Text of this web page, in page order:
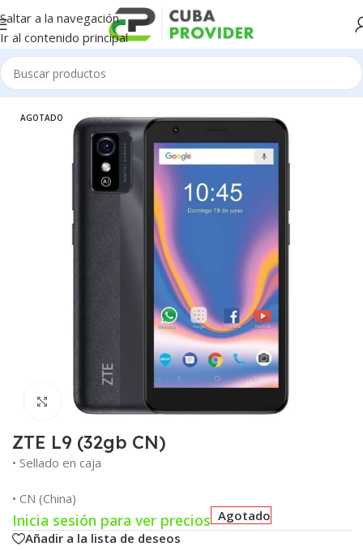
Saltar a la navegación
Ir al contenido principal
Inicio/Celulares/ZTE
AGOTADO
Click para agrandar
ZTE L9 (32gb CN)
• Sellado en caja
• CN (China)
Inicia sesión para ver precios Agotado
Añadir a la lista de deseos